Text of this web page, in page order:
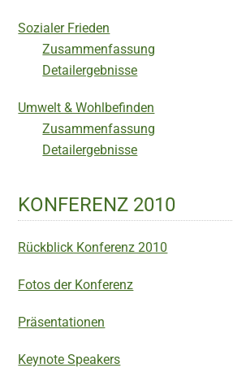
Sozialer Frieden
Zusammenfassung
Detailergebnisse
Umwelt & Wohlbefinden
Zusammenfassung
Detailergebnisse
KONFERENZ 2010
Rückblick Konferenz 2010
Fotos der Konferenz
Präsentationen
Keynote Speakers